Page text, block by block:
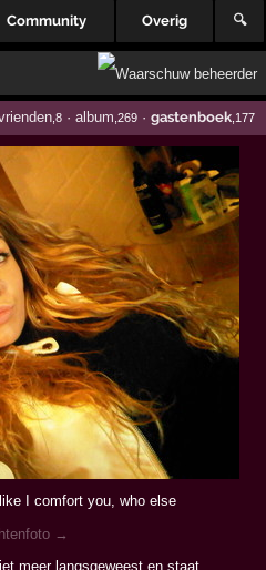
Community Overig 🔍
,8· album ,269· gastenboek,177
I comfort you, who else
→
meer langsgeweest en staat